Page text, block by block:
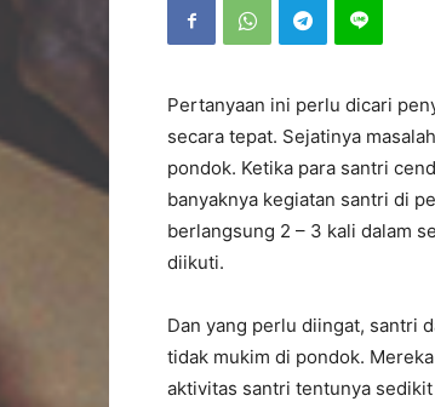
Pertanyaan ini perlu dicari
secara tepat. Sejatinya
pondok. Ketika para santri
banyaknya kegiatan santri di
berlangsung 2 – 3 kali dalam
diikuti.
Dan yang perlu diingat, santri
tidak mukim di pondok.
aktivitas santri tentunya